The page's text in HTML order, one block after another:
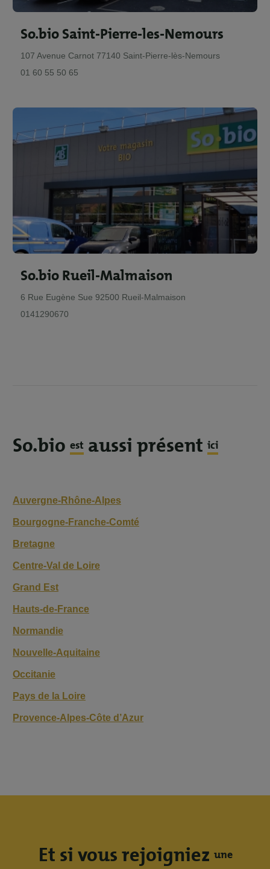
So.bio Saint-Pierre-les-Nemours
107 Avenue Carnot 77140 Saint-Pierre-lès-Nemours
01 60 55 50 65
So.bio Rueil-Malmaison
6 Rue Eugène Sue 92500 Rueil-Malmaison
0141290670
So.bio est aussi présent ici
Auvergne-Rhône-Alpes
Bourgogne-Franche-Comté
Bretagne
Centre-Val de Loire
Grand Est
Hauts-de-France
Normandie
Nouvelle-Aquitaine
Occitanie
Pays de la Loire
Provence-Alpes-Côte d’Azur
Et si vous rejoigniez une